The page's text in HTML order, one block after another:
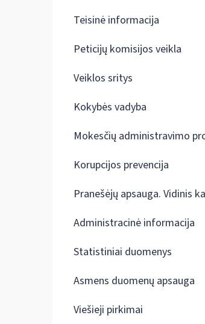
Teisinė informacija
Peticijų komisijos veikla
Veiklos sritys
Kokybės vadyba
Mokesčių administravimo
Korupcijos prevencija
Pranešėjų apsauga. Vidinis
Administracinė informacija
Statistiniai duomenys
Asmens duomenų apsauga
Viešieji pirkimai